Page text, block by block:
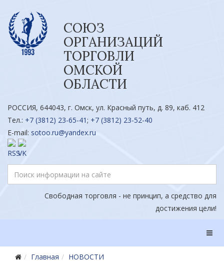
СОЮЗ
ОРГАНИЗАЦИЙ
ТОРГОВЛИ
ОМСКОЙ
ОБЛАСТИ
РОССИЯ, 644043, г. Омск, ул. Красный путь, д. 89, каб. 412
Тел.: +7 (3812) 23-65-41; +7 (3812) 23-52-40
E-mail: sotoo.ru@yandex.ru
Свободная торговля - не принцип, а средство для
достижения цели!
Главная
НОВОСТИ